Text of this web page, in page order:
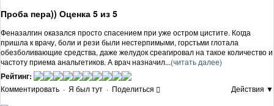
Проба пера)) Оценка 5 из 5
Феназалгин оказался просто спасением при уже остром цистите. Когда
пришла к врачу, боли и рези были нестерпимыми, горстьми глотала
обезболивающие средства, даже желудок среагировал на такое количество и
частоту приема анальгетиков. А врач назначил...(читать далее)
Рейтинг:
Комментировать · Я был тут · Поделиться Действия ▼